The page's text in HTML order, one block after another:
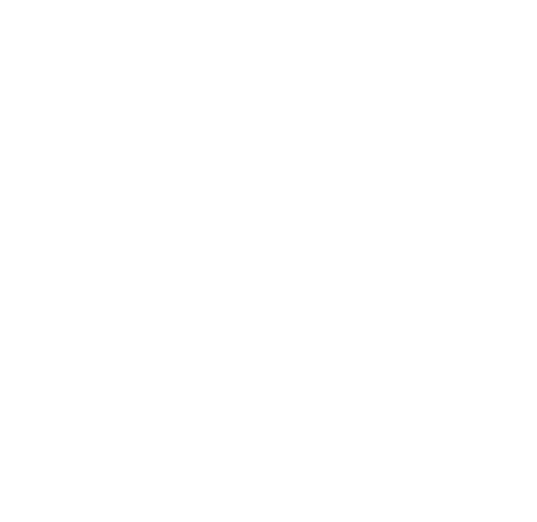
付を受け、訂正を希望する方
所有者 固定資産税の納税義務者
有者
る方